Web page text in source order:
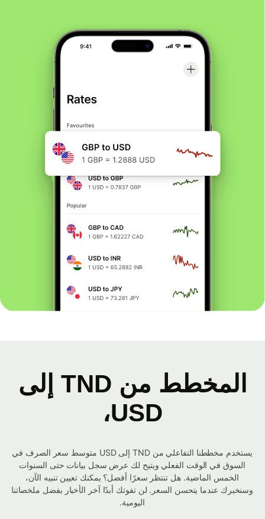
المخطط من TND إلى
USD،
يستخدم مخططنا التفاعلي من TND إلى USD متوسط ​​سعر الصرف في
السوق في الوقت الفعلي ويتيح لك عرض سجل بيانات حتى السنوات
الخمس الماضية. هل تنتظر سعرًا أفضل؟ يمكنك تعيين تنبيه الآن،
وسنخبرك عندما يتحسن السعر. لن تفوتك أبدًا آخر الأخبار بفضل ملخصاتنا
اليومية.